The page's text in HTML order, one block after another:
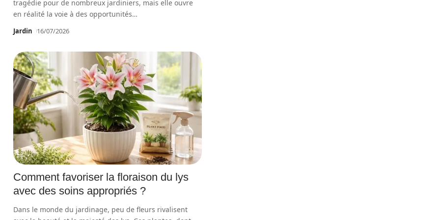
tragédie pour de nombreux jardiniers, mais elle ouvre
en réalité la voie à des opportunités…
Jardin 16/07/2026
Comment favoriser la floraison du lys
avec des soins appropriés ?
Dans le monde du jardinage, peu de fleurs rivalisent